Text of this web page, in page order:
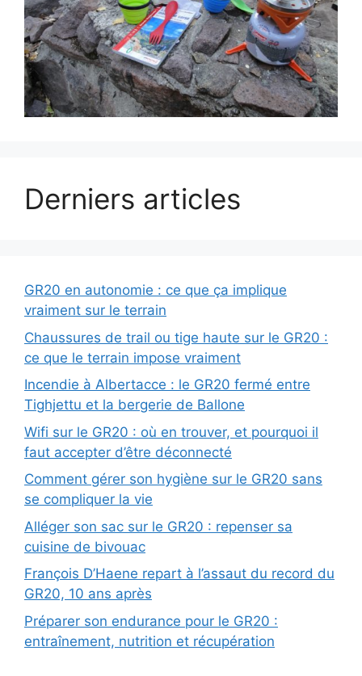
Derniers articles
GR20 en autonomie : ce que ça implique
vraiment sur le terrain
Chaussures de trail ou tige haute sur le GR20 :
ce que le terrain impose vraiment
Incendie à Albertacce : le GR20 fermé entre
Tighjettu et la bergerie de Ballone
Wifi sur le GR20 : où en trouver, et pourquoi il
faut accepter d’être déconnecté
Comment gérer son hygiène sur le GR20 sans
se compliquer la vie
Alléger son sac sur le GR20 : repenser sa
cuisine de bivouac
François D’Haene repart à l’assaut du record du
GR20, 10 ans après
Préparer son endurance pour le GR20 :
entraînement, nutrition et récupération